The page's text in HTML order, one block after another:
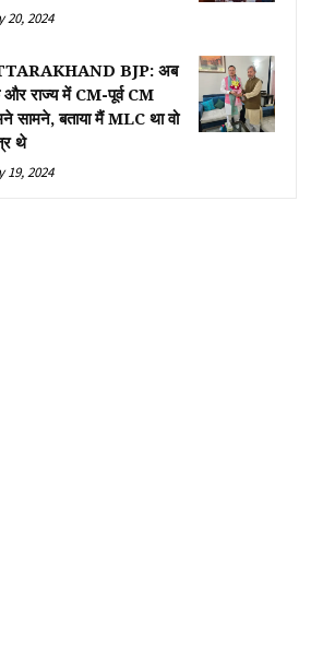
20, 2024
BJP: अब
राज्य में CM-पूर्व CM
सामने, बताया मैं MLC था वो
थे
19, 2024